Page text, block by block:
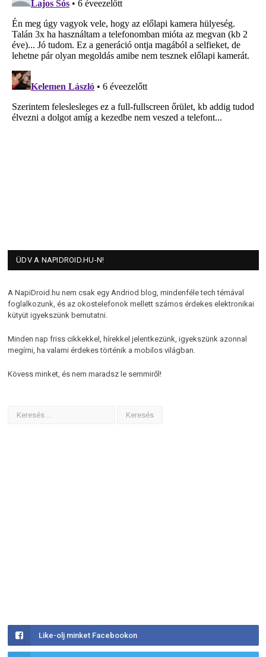
ÜDV A NAPIDROID.HU-N!
A NapiDroid.hu nem csak egy Andriod blog, mindenféle tech témával
foglalkozunk, és az okostelefonok mellett számos érdekes elektronikai
kütyüt igyekszünk bemutatni.
Minden nap friss cikkekkel, hírekkel jelentkezünk, igyekszünk azonnal
megírni, ha valami érdekes történik a mobilos világban.
Kövess minket, és nem maradsz le semmiről!
Like-olj minket Facebookon